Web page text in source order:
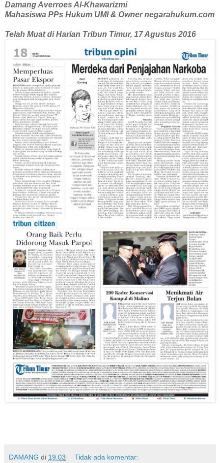
Damang Averroes Al-Khawarizmi
Mahasiswa PPs Hukum UMI & Owner negarahukum.com
Telah Muat di Harian Tribun Timur, 17 Agustus 2016
DAMANG di 19.03 Tidak ada komentar: